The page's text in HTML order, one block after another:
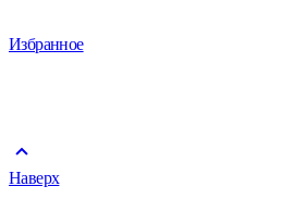
Избранное
Наверх